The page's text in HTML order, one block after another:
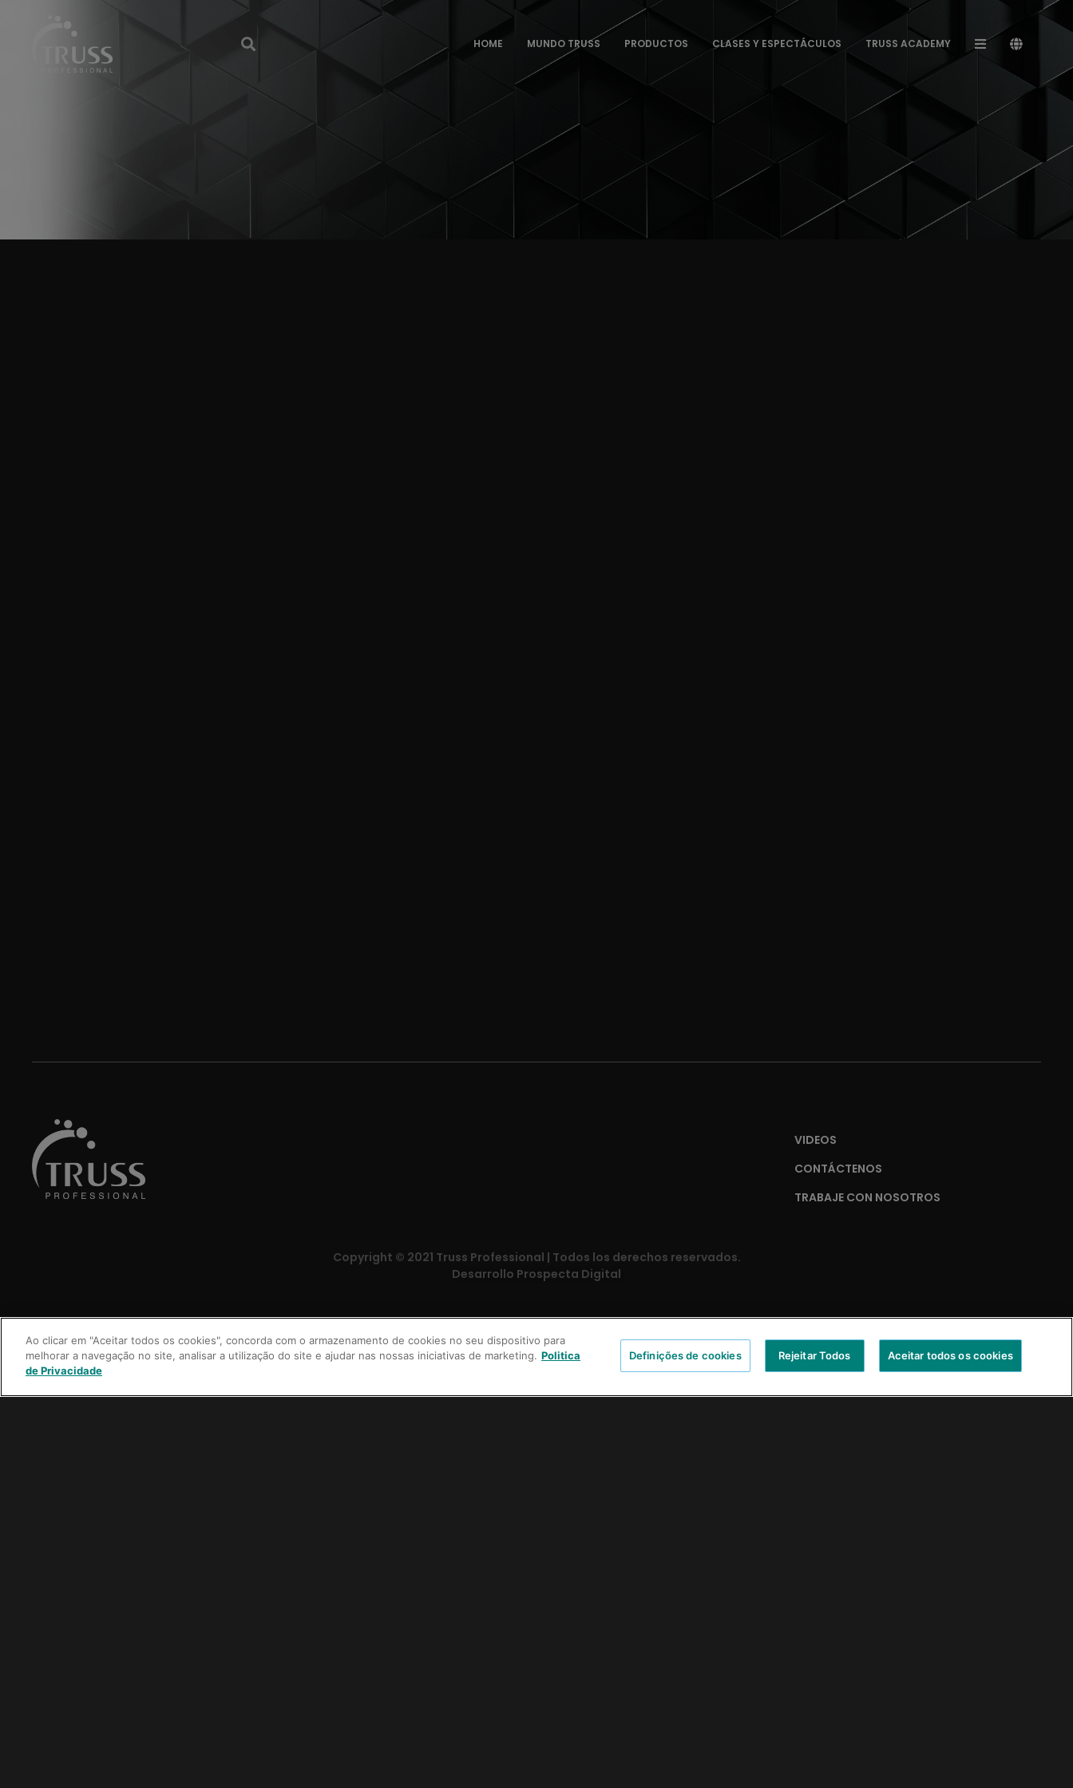
HOME MUNDO TRUSS PRODUCTOS CLASES Y ESPECTÁCULOS TRUSS ACADEMY
VIDEOS
CONTÁCTENOS
TRABAJE CON NOSOTROS
Copyright © 2021 Truss Professional | Todos los derechos reservados.
Desarrollo Prospecta Digital
Ao clicar em "Aceitar todos os cookies", concorda com o armazenamento de cookies no seu dispositivo para
melhorar a navegação no site, analisar a utilização do site e ajudar nas nossas iniciativas de marketing. Politica
de Privacidade
Definições de cookies Rejeitar Todos Aceitar todos os cookies